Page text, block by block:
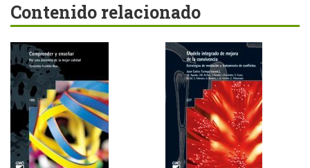
Contenido relacionado